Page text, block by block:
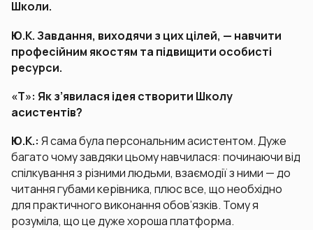
Школи.
Ю.К. Завдання, виходячи з цих цілей, — навчити
професійним якостям та підвищити особисті
ресурси.
«Т»: Як з’явилася ідея створити Школу
асистентів?
Ю.К.: Я сама була персональним асистентом. Дуже
багато чому завдяки цьому навчилася: починаючи від
спілкування з різними людьми, взаємодії з ними — до
читання губами керівника, плюс все, що необхідно
для практичного виконання обов’язків. Тому я
розуміла, що це дуже хороша платформа.